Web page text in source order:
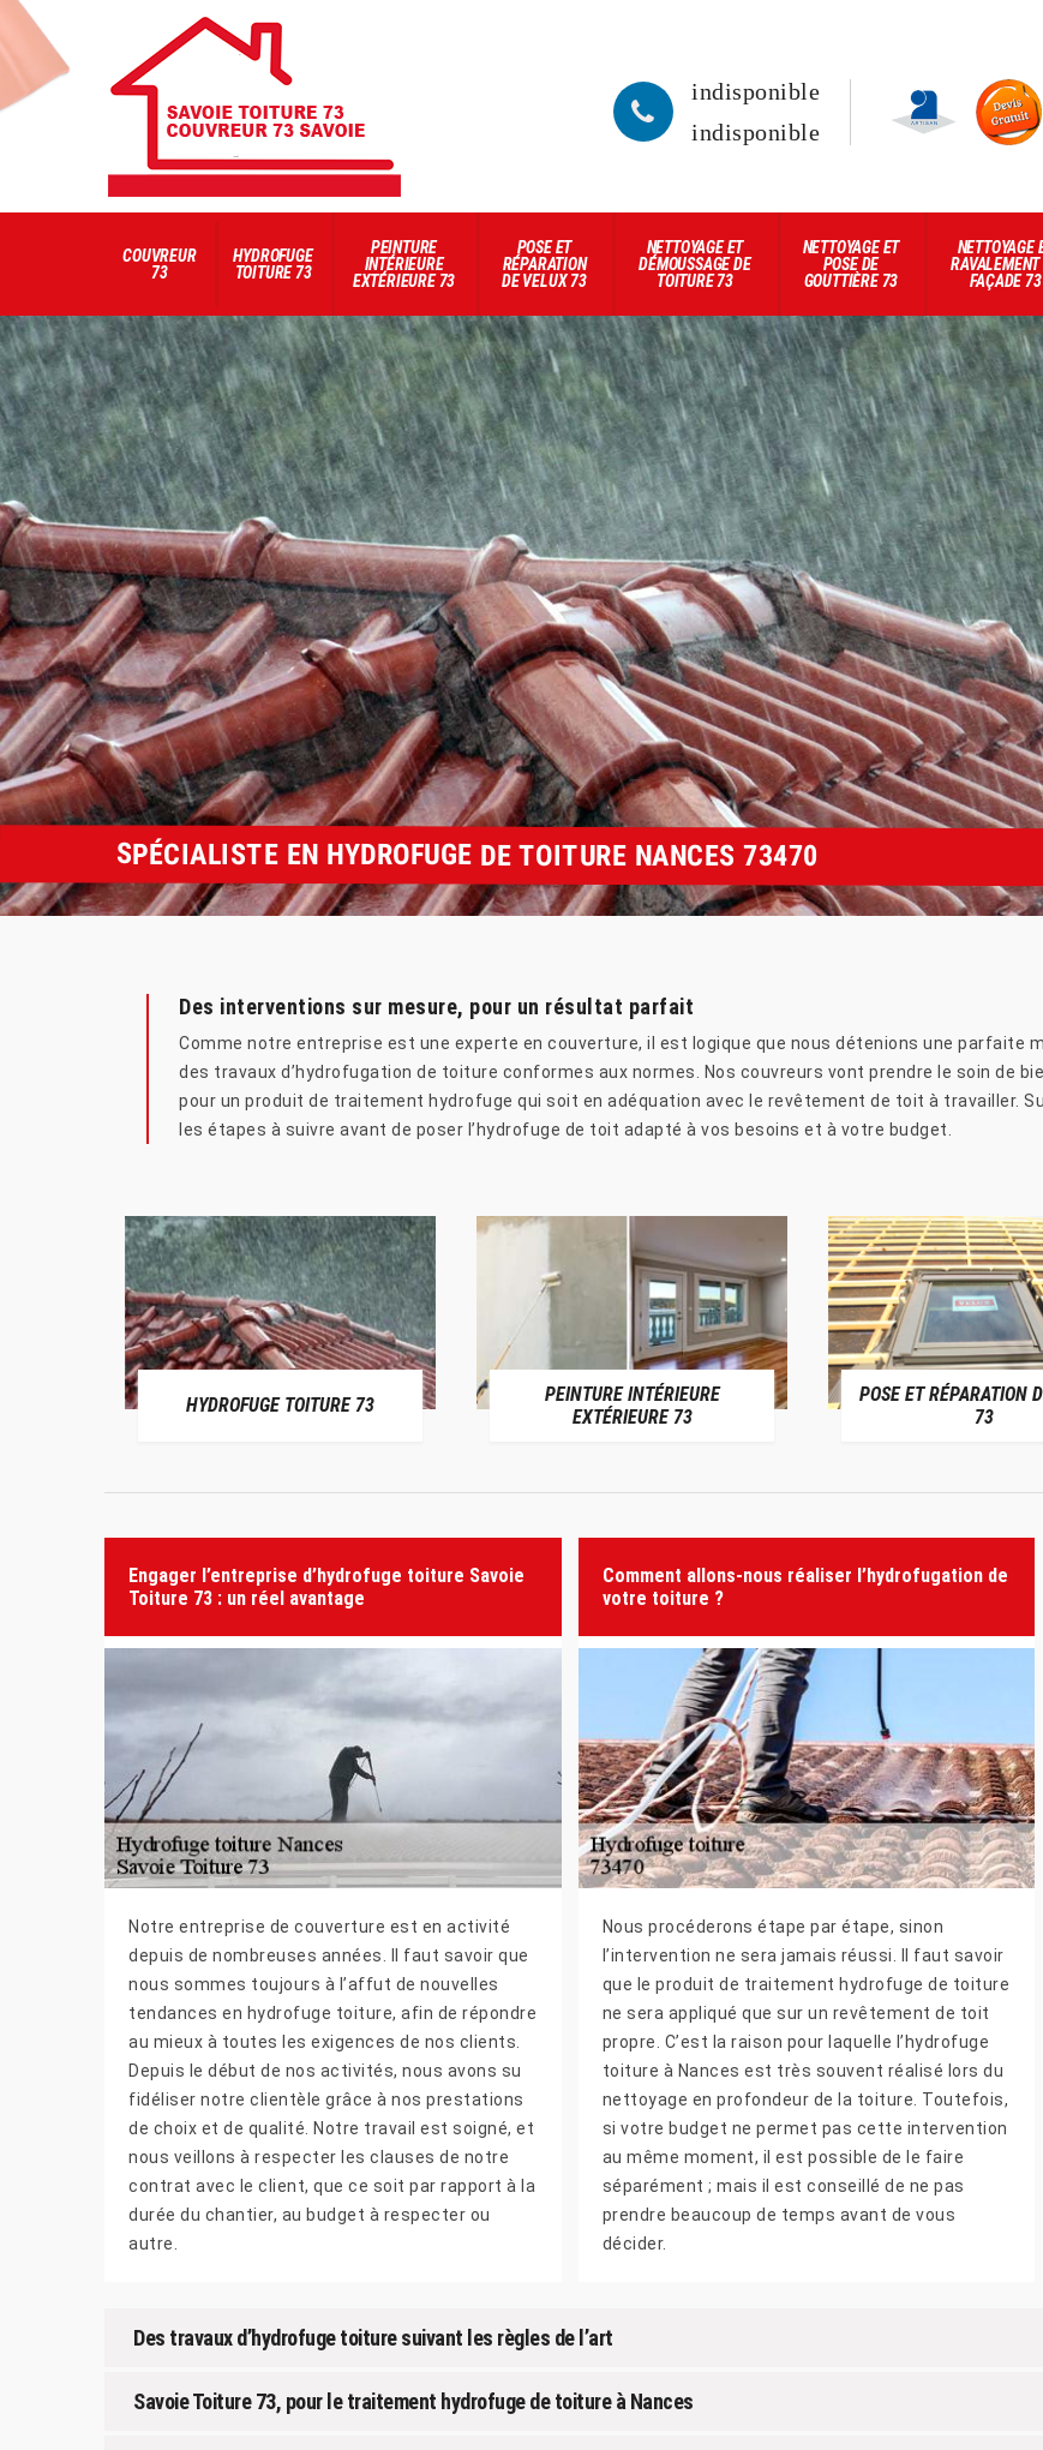
indisponible
indisponible
COUVREUR
73
HYDROFUGE
TOITURE 73
PEINTURE
INTÉRIEURE
EXTÉRIEURE 73
POSE ET
RÉPARATION
DE VELUX 73
NETTOYAGE ET
DÉMOUSSAGE DE
TOITURE 73
NETTOYAGE ET
POSE DE
GOUTTIÈRE 73
NETTOYAGE
RAVALEMENT
FAÇADE 73
SPÉCIALISTE EN HYDROFUGE DE TOITURE NANCES 73470
Des interventions sur mesure, pour un résultat parfait
Comme notre entreprise est une experte en couverture, il est logique que nous détenions une parfaite
des travaux d’hydrofugation de toiture conformes aux normes. Nos couvreurs vont prendre le soin de
pour un produit de traitement hydrofuge qui soit en adéquation avec le revêtement de toit à travailler.
les étapes à suivre avant de poser l’hydrofuge de toit adapté à vos besoins et à votre budget.
HYDROFUGE TOITURE 73
PEINTURE INTÉRIEURE
EXTÉRIEURE 73
POSE ET RÉPARATION
73
Engager l’entreprise d’hydrofuge toiture Savoie
Toiture 73 : un réel avantage
Notre entreprise de couverture est en activité
depuis de nombreuses années. Il faut savoir que
nous sommes toujours à l’affut de nouvelles
tendances en hydrofuge toiture, afin de répondre
au mieux à toutes les exigences de nos clients.
Depuis le début de nos activités, nous avons su
fidéliser notre clientèle grâce à nos prestations
de choix et de qualité. Notre travail est soigné, et
nous veillons à respecter les clauses de notre
contrat avec le client, que ce soit par rapport à la
durée du chantier, au budget à respecter ou
autre.
Comment allons-nous réaliser l’hydrofugation de
votre toiture ?
Nous procéderons étape par étape, sinon
l’intervention ne sera jamais réussi. Il faut savoir
que le produit de traitement hydrofuge de toiture
ne sera appliqué que sur un revêtement de toit
propre. C’est la raison pour laquelle l’hydrofuge
toiture à Nances est très souvent réalisé lors du
nettoyage en profondeur de la toiture. Toutefois,
si votre budget ne permet pas cette intervention
au même moment, il est possible de le faire
séparément ; mais il est conseillé de ne pas
prendre beaucoup de temps avant de vous
décider.
Des travaux d’hydrofuge toiture suivant les règles de l’art
Savoie Toiture 73, pour le traitement hydrofuge de toiture à Nances